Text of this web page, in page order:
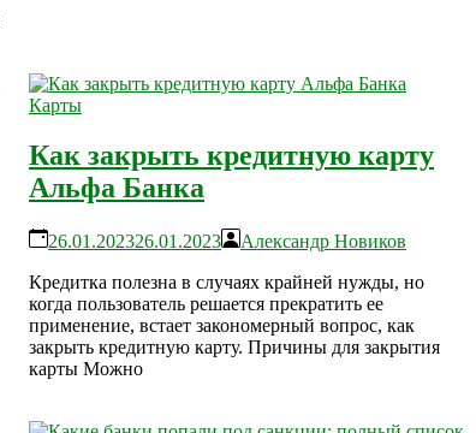
Карты
Как закрыть кредитную карту
Альфа Банка
26.01.202326.01.2023
Александр Новиков
Кредитка полезна в случаях крайней нужды, но
когда пользователь решается прекратить ее
применение, встает закономерный вопрос, как
закрыть кредитную карту. Причины для закрытия
карты Можно